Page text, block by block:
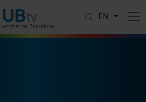
de Barcelona
EN